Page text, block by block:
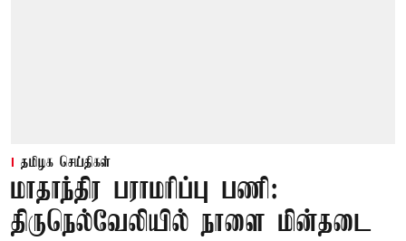
தமிழக செய்திகள்
மாதாந்திர பராமரிப்பு பணி:
திருநெல்வேலியில் நாளை மின்தடை